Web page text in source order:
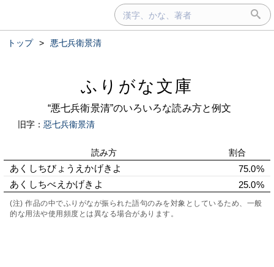
トップ > 悪七兵衛景清
ふりがな文庫
“悪七兵衛景清”のいろいろな読み方と例文
旧字： 惡七兵衞景清
読み方 割合
あくしちびょうえかげきよ
75.0%
あくしちべえかげきよ
25.0%
(注) 作品の中でふりがなが振られた語句のみを対象としているため、一般
的な用法や使用頻度とは異なる場合があります。